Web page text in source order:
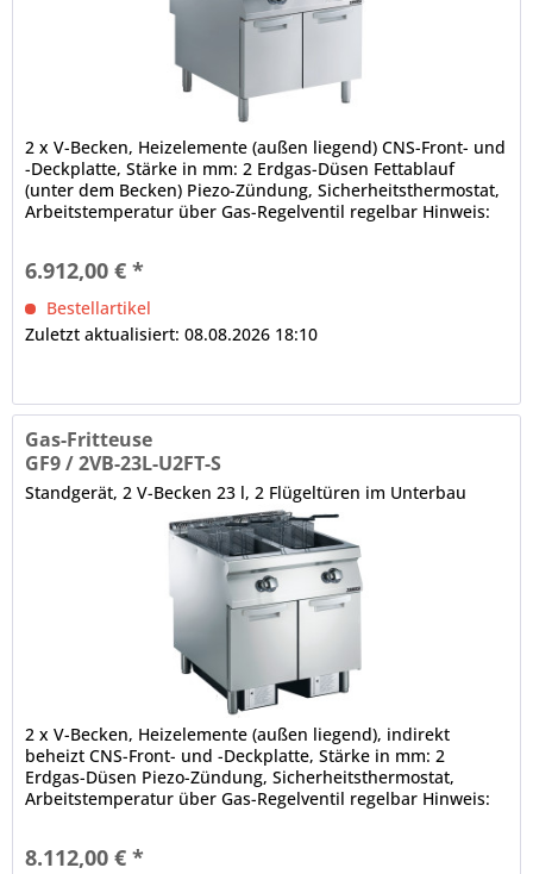
2 x V-Becken, Heizelemente (außen liegend) CNS-Front- und
-Deckplatte, Stärke in mm: 2 Erdgas-Düsen Fettablauf
(unter dem Becken) Piezo-Zündung, Sicherheitsthermostat,
Arbeitstemperatur über Gas-Regelventil regelbar Hinweis:
6.912,00 € *
Bestellartikel
Zuletzt aktualisiert: 08.08.2026 18:10
Gas-Fritteuse
GF9 / 2VB-23L-U2FT-S
Standgerät, 2 V-Becken 23 l, 2 Flügeltüren im Unterbau
2 x V-Becken, Heizelemente (außen liegend), indirekt
beheizt CNS-Front- und -Deckplatte, Stärke in mm: 2
Erdgas-Düsen Piezo-Zündung, Sicherheitsthermostat,
Arbeitstemperatur über Gas-Regelventil regelbar Hinweis:
8.112,00 € *